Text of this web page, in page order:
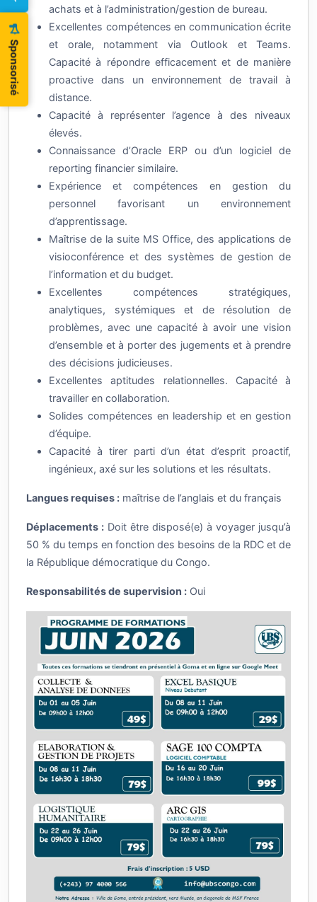
Sponsorisé
Maitriser les fonctions avancées d'Excel, Les
doublons et l'Analyse de données
S'INSCRIRE
Excellentes compétences en communication écrite
et orale, notamment via Outlook et Teams.
Capacité à répondre efficacement et de manière
proactive dans un environnement de travail à
distance.
Capacité à représenter l’agence à des niveaux
élevés.
Connaissance d’Oracle ERP ou d’un logiciel de
reporting financier similaire.
Expérience et compétences en gestion du
personnel favorisant un environnement
d’apprentissage.
Maîtrise de la suite MS Office, des applications de
visioconférence et des systèmes de gestion de
l’information et du budget.
Excellentes compétences stratégiques,
analytiques, systémiques et de résolution de
problèmes, avec une capacité à avoir une vision
d’ensemble et à porter des jugements et à prendre
des décisions judicieuses.
Excellentes aptitudes relationnelles. Capacité à
travailler en collaboration.
Solides compétences en leadership et en gestion
d’équipe.
Capacité à tirer parti d’un état d’esprit proactif,
ingénieux, axé sur les solutions et les résultats.
50 % du temps en fonction des besoins de la RDC et de
la République démocratique du Congo.